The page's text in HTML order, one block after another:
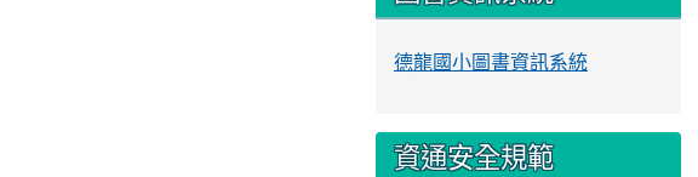
德龍國小圖書資訊系統
資通安全規範